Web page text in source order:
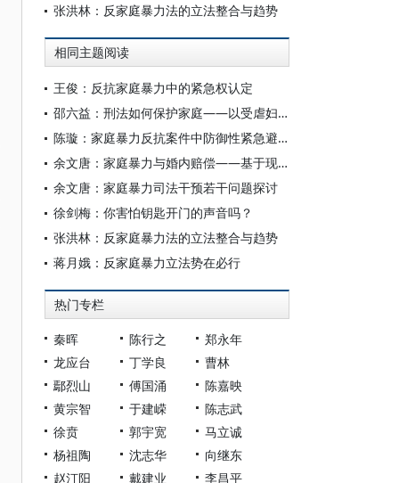
张洪林：反家庭暴力法的立法整合与趋势
相同主题阅读
王俊：反抗家庭暴力中的紧急权认定
邵六益：刑法如何保护家庭——以受虐妇女杀夫案为视角
陈璇：家庭暴力反抗案件中防御性紧急避险的适用
余文唐：家庭暴力与婚内赔偿——基于现行法律制度的辨思
余文唐：家庭暴力司法干预若干问题探讨
徐剑梅：你害怕钥匙开门的声音吗？
张洪林：反家庭暴力法的立法整合与趋势
蒋月娥：反家庭暴力立法势在必行
热门专栏
秦晖 陈行之
郑永年
龙应台
丁学良
曹林
鄢烈山
傅国涌
陈嘉映
黄宗智
于建嵘
陈志武
徐贲
郭宇宽
马立诚
杨祖陶
沈志华
向继东
赵汀阳
戴建业
李昌平